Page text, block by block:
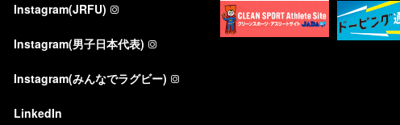
Instagram(JRFU)
Instagram(男子日本代表)
Instagram(みんなでラグビー)
LinkedIn